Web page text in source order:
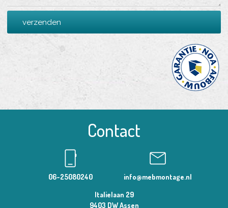
Contact
phone_iphone
06-25080240
mail
info@mebmontage.nl
Italielaan 29
9403 DW Assen